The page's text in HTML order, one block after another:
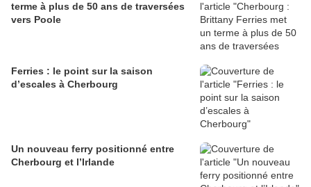
terme à plus de 50 ans de traversées
vers Poole
Ferries : le point sur la saison
d’escales à Cherbourg
Un nouveau ferry positionné entre
Cherbourg et l’Irlande